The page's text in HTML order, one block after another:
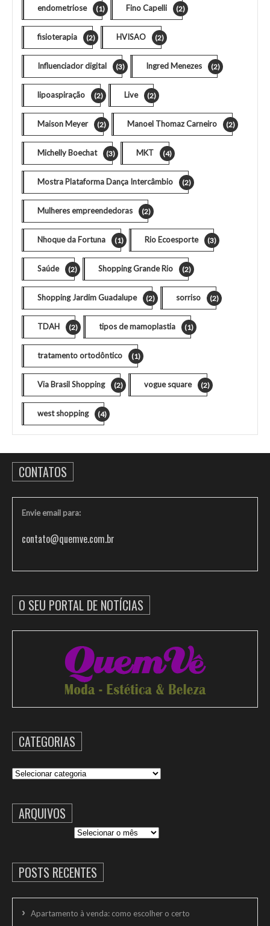
endometriose (1) Fino Capelli (2)
fisioterapia (2) HVISAO (2)
Influenciador digital (3) Ingred Menezes (2)
lipoaspiração (2) Live (2)
Maison Meyer (2) Manoel Thomaz Carneiro (2)
Michelly Boechat (3) MKT (4)
Mostra Plataforma Dança Intercâmbio (2)
Mulheres empreendedoras (2)
Nhoque da Fortuna (1) Rio Ecoesporte (3)
Saúde (2) Shopping Grande Rio (2)
Shopping Jardim Guadalupe (2) sorriso (2)
TDAH (2) tipos de mamoplastia (1)
tratamento ortodôntico (1)
Via Brasil Shopping (2) vogue square (2)
west shopping (4)
CONTATOS
Envie email para:
contato@quemve.com.br
O SEU PORTAL DE NOTÍCIAS
CATEGORIAS
Categorias
ARQUIVOS
POSTS RECENTES
Apartamento à venda: como escolher o certo